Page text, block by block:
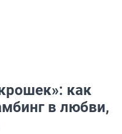
как
в любви,